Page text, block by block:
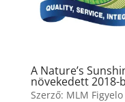
A Nature’s
növekedett 2018-
Szerző: MLM Figyelo